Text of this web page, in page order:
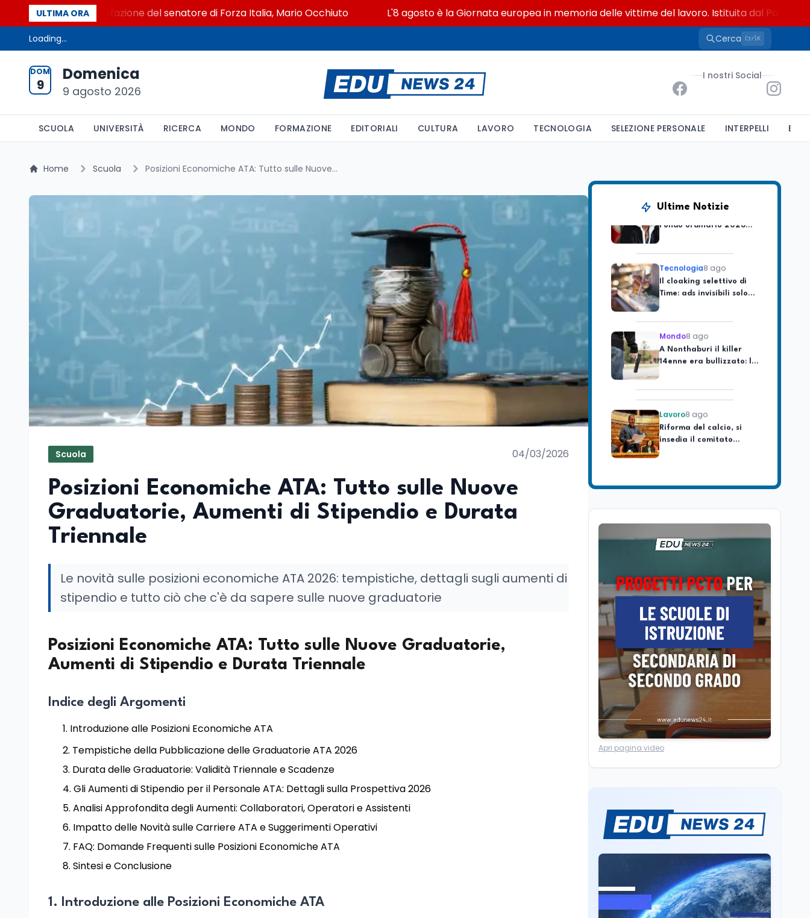
ULTIMA ORA
La soddisfazione del senatore di Forza Italia, Mario Occhiuto L'8 agosto è la Giornata europea in memoria delle vittime del lavoro. Istituita dal Parlamento
Loading... Cerca CtrlK
DOM
9
Domenica
9 agosto 2026
I nostri Social
SCUOLA UNIVERSITÀ RICERCA MONDO FORMAZIONE EDITORIALI CULTURA LAVORO TECNOLOGIA SELEZIONE PERSONALE INTERPELLI
Home Scuola Posizioni Economiche ATA: Tutto sulle Nuove Graduatorie, Aumenti di Stipendio e Durata Triennale
Scuola 04/03/2026
Posizioni Economiche ATA: Tutto sulle Nuove
Graduatorie, Aumenti di Stipendio e Durata
Triennale
Le novità sulle posizioni economiche ATA 2026: tempistiche, dettagli sugli aumenti di
stipendio e tutto ciò che c'è da sapere sulle nuove graduatorie
Posizioni Economiche ATA: Tutto sulle Nuove Graduatorie,
Aumenti di Stipendio e Durata Triennale
Indice degli Argomenti
Introduzione alle Posizioni Economiche ATA
Tempistiche della Pubblicazione delle Graduatorie ATA 2026
Durata delle Graduatorie: Validità Triennale e Scadenze
Gli Aumenti di Stipendio per il Personale ATA: Dettagli sulla Prospettiva 2026
Analisi Approfondita degli Aumenti: Collaboratori, Operatori e Assistenti
Impatto delle Novità sulle Carriere ATA e Suggerimenti Operativi
FAQ: Domande Frequenti sulle Posizioni Economiche ATA
Sintesi e Conclusione
1. Introduzione alle Posizioni Economiche ATA
Ultime Notizie
Lavoro8 ago
insedia il comitato
ristretto al Senato. La
soddisfazione del
Mondo8 ago
L'8 agosto è la Giornata
europea in memoria
Marcinelle nel 1956
Università8 ago
Fondo ordinario 2026
Tecnologia8 ago
Il cloaking selettivo di
Time: ads invisibili solo
per i chatbot AI
Mondo8 ago
A Nonthaburi il killer
14enne era bullizzato: la
CZ-75 era del nonno
Lavoro8 ago
Riforma del calcio, si
insedia il comitato
ristretto al Senato. La
dei minatori morti a
Marcinelle nel 1956
Università 8 ago
Università statali, il
la firma della ministra
Bernini sul decreto
Il cloaking selettivo di
Time: ads invisibili solo
per i chatbot AI
Mondo8 ago
A Nonthaburi il killer
Lavoro8 ago
Riforma del calcio, si
Mario Occhiuto
Mondo
L'8 agosto è la Giornata
europea in memoria
Istituita dal Parlamento
di Strasburgo in ricordo
dei minatori morti a
Marcinelle nel 1956
Università8 ago
Università statali, il
Fondo ordinario 2026
sale a 9,415 miliardi, c'è
Apri pagina video